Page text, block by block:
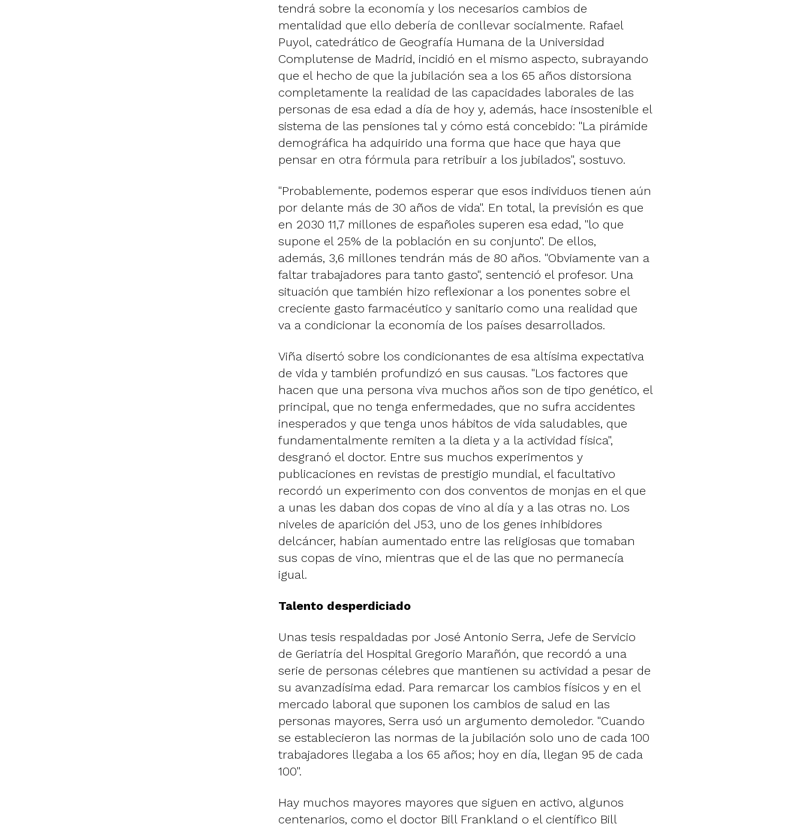
tendrá sobre la economía y los necesarios cambios de
mentalidad que ello debería de conllevar socialmente. Rafael
Puyol, catedrático de Geografía Humana de la Universidad
Complutense de Madrid, incidió en el mismo aspecto, subrayando
que el hecho de que la jubilación sea a los 65 años distorsiona
completamente la realidad de las capacidades laborales de las
personas de esa edad a día de hoy y, además, hace insostenible el
sistema de las pensiones tal y cómo está concebido: "La pirámide
demográfica ha adquirido una forma que hace que haya que
pensar en otra fórmula para retribuir a los jubilados", sostuvo.
"Probablemente, podemos esperar que esos individuos tienen aún
por delante más de 30 años de vida". En total, la previsión es que
en 2030 11,7 millones de españoles superen esa edad, "lo que
supone el 25% de la población en su conjunto". De ellos,
además, 3,6 millones tendrán más de 80 años. "Obviamente van a
faltar trabajadores para tanto gasto", sentenció el profesor. Una
situación que también hizo reflexionar a los ponentes sobre el
creciente gasto farmacéutico y sanitario como una realidad que
va a condicionar la economía de los países desarrollados.
Viña disertó sobre los condicionantes de esa altísima expectativa
de vida y también profundizó en sus causas. "Los factores que
hacen que una persona viva muchos años son de tipo genético, el
principal, que no tenga enfermedades, que no sufra accidentes
inesperados y que tenga unos hábitos de vida saludables, que
fundamentalmente remiten a la dieta y a la actividad física",
desgranó el doctor. Entre sus muchos experimentos y
publicaciones en revistas de prestigio mundial, el facultativo
recordó un experimento con dos conventos de monjas en el que
a unas les daban dos copas de vino al día y a las otras no. Los
niveles de aparición del J53, uno de los genes inhibidores
delcáncer, habían aumentado entre las religiosas que tomaban
sus copas de vino, mientras que el de las que no permanecía
igual.
Talento desperdiciado
Unas tesis respaldadas por José Antonio Serra, Jefe de Servicio
de Geriatría del Hospital Gregorio Marañón, que recordó a una
serie de personas célebres que mantienen su actividad a pesar de
su avanzadísima edad. Para remarcar los cambios físicos y en el
mercado laboral que suponen los cambios de salud en las
personas mayores, Serra usó un argumento demoledor. "Cuando
se establecieron las normas de la jubilación solo uno de cada 100
trabajadores llegaba a los 65 años; hoy en día, llegan 95 de cada
100".
Hay muchos mayores mayores que siguen en activo, algunos
centenarios, como el doctor Bill Frankland o el científico Bill